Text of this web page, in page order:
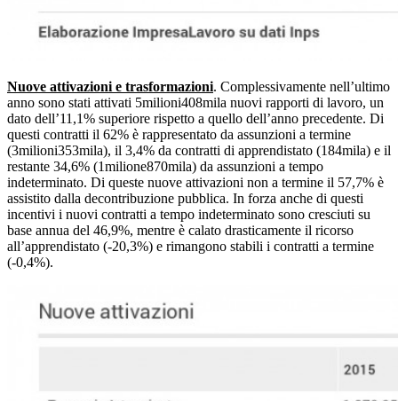
Nuove attivazioni e trasformazioni. Complessivamente nell’ultimo
anno sono stati attivati 5milioni408mila nuovi rapporti di lavoro, un
dato dell’11,1% superiore rispetto a quello dell’anno precedente. Di
questi contratti il 62% è rappresentato da assunzioni a termine
(3milioni353mila), il 3,4% da contratti di apprendistato (184mila) e il
restante 34,6% (1milione870mila) da assunzioni a tempo
indeterminato. Di queste nuove attivazioni non a termine il 57,7% è
assistito dalla decontribuzione pubblica. In forza anche di questi
incentivi i nuovi contratti a tempo indeterminato sono cresciuti su
base annua del 46,9%, mentre è calato drasticamente il ricorso
all’apprendistato (-20,3%) e rimangono stabili i contratti a termine
(-0,4%).